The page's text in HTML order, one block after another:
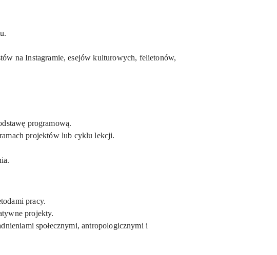
na Instagramie, esejów kulturowych, felietonów,
programową.
projektów lub cyklu lekcji.
pracy.
projekty.
społecznymi, antropologicznymi i